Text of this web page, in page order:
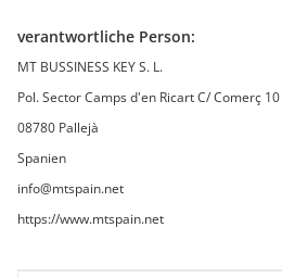
verantwortliche Person:
MT BUSSINESS KEY S. L.
Pol. Sector Camps d'en Ricart C/ Comerç
08780 Pallejà
Spanien
info@mtspain.net
https://www.mtspain.net